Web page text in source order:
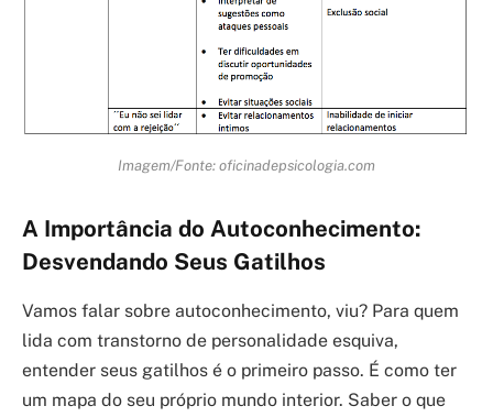
Imagem/Fonte: oficinadepsicologia.com
A Importância do Autoconhecimento:
Desvendando Seus Gatilhos
Vamos falar sobre autoconhecimento, viu? Para quem
lida com transtorno de personalidade esquiva,
entender seus gatilhos é o primeiro passo. É como ter
um mapa do seu próprio mundo interior. Saber o que